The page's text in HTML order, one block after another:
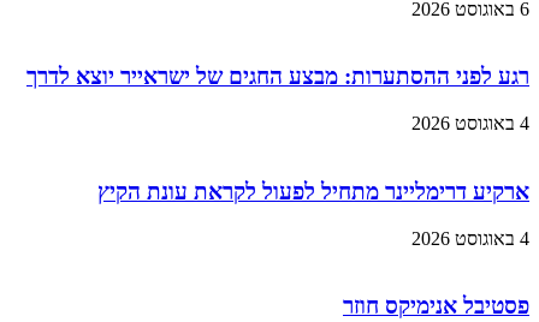
6 באוגוסט 2026
רגע לפני ההסתערות: מבצע החגים של ישראייר יוצא לדרך
4 באוגוסט 2026
ארקיע דרימליינר מתחיל לפעול לקראת עונת הקיץ
4 באוגוסט 2026
פסטיבל אנימיקס חוזר